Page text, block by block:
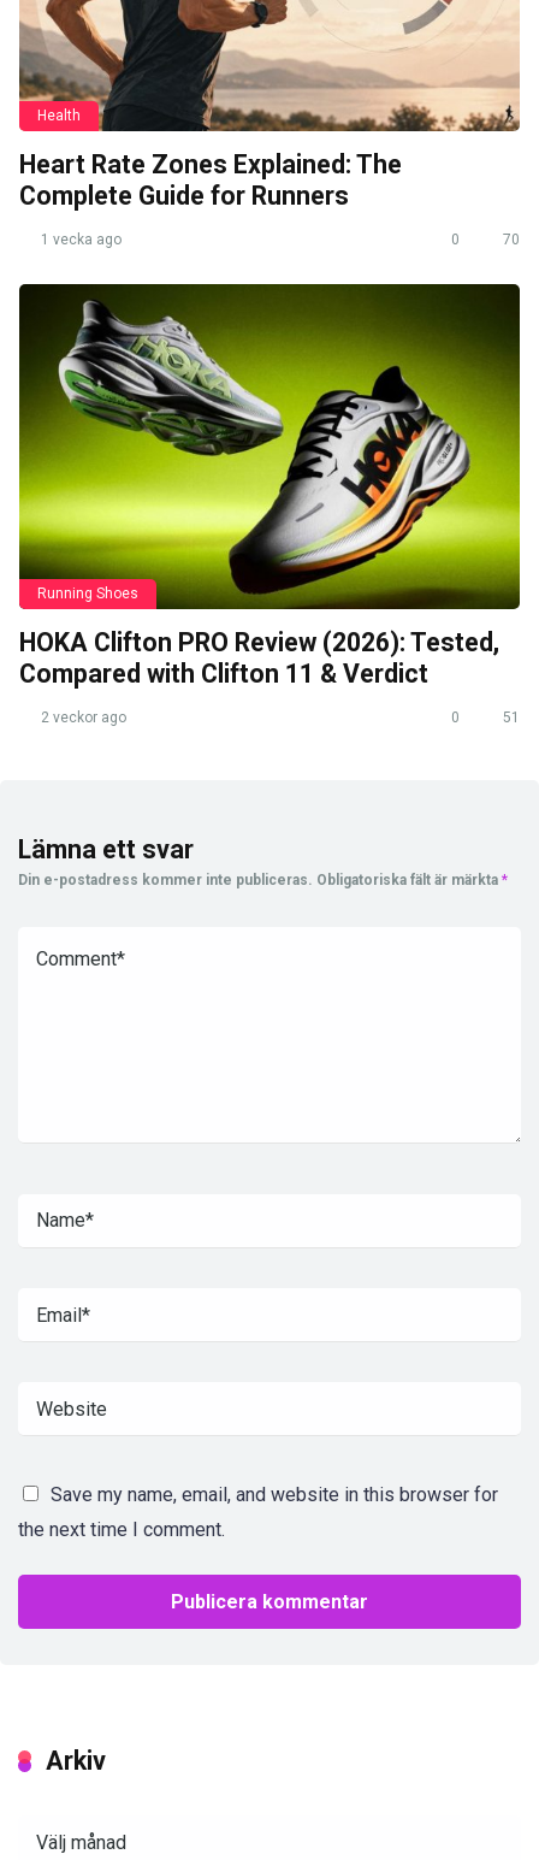
Health
Heart Rate Zones Explained: The
Complete Guide for Runners
1 vecka ago 0 70
Running Shoes
HOKA Clifton PRO Review (2026): Tested,
Compared with Clifton 11 & Verdict
2 veckor ago 0 51
Lämna ett svar
Din e-postadress kommer inte publiceras. Obligatoriska fält är märkta *
Save my name, email, and website in this browser for
the next time I comment.
Arkiv